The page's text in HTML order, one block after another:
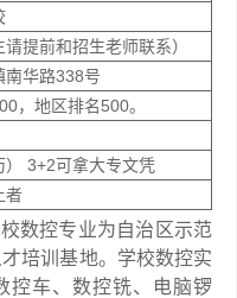
提前和招生老师联系）
南华路338号
，地区排名500。
） 3+2可拿大专文凭
者
控专业为自治区示范
培训基地。学校数控实
控车、数控铣、电脑锣